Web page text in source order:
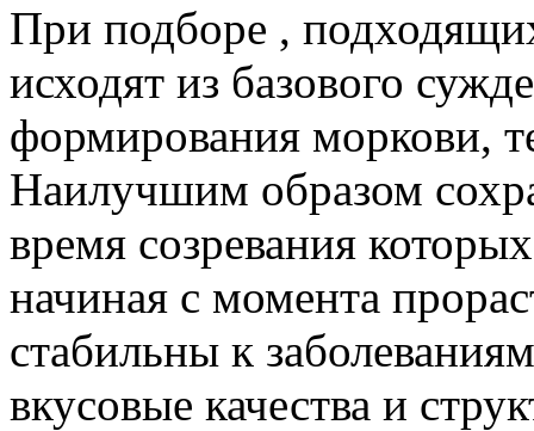
При подборе ,
исходят из базового
формирования моркови,
Наилучшим образом
время созревания
начиная с момента
стабильны к
вкусовые качества и